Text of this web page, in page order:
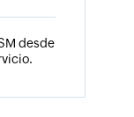
desde